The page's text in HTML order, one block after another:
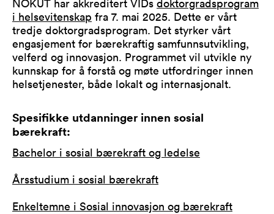
NOKUT har akkreditert VIDs doktorgradsprogram
i helsevitenskap fra 7. mai 2025. Dette er vårt
tredje doktorgradsprogram. Det styrker vårt
engasjement for bærekraftig samfunnsutvikling,
velferd og innovasjon. Programmet vil utvikle ny
kunnskap for å forstå og møte utfordringer innen
helsetjenester, både lokalt og internasjonalt.
Spesifikke utdanninger innen sosial
bærekraft:
Bachelor i sosial bærekraft og ledelse
Årsstudium i sosial bærekraft
Enkeltemne i Sosial innovasjon og bærekraft